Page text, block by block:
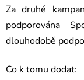
Za druhé
podporována
dlouhodobě
Co k tomu dodat: